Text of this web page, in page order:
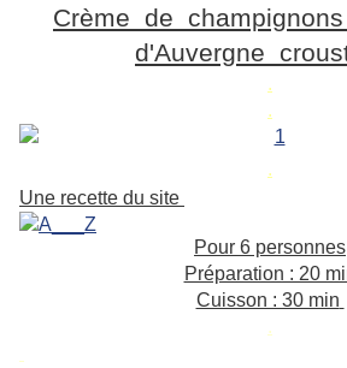
Crème de
d'Auvergne
.
.
.
Une recette du site
Pour 6 personnes
Préparation : 20
Cuisson : 30 min
.